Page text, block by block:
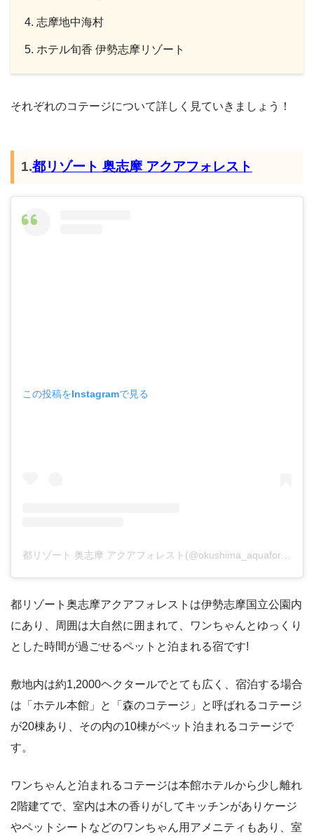
志摩地中海村
ホテル旬香 伊勢志摩リゾート
それぞれのコテージについて詳しく見ていきましょう！
1.都リゾート 奥志摩 アクアフォレスト
この投稿をInstagramで見る
都リゾート 奥志摩 アクアフォレスト(@okushima_aquaforest)がシェアした投稿
都リゾート奥志摩アクアフォレストは伊勢志摩国立公園内
にあり、周囲は大自然に囲まれて、ワンちゃんとゆっくり
とした時間が過ごせるペットと泊まれる宿です!
敷地内は約1,2000ヘクタールでとても広く、宿泊する場合
は「ホテル本館」と「森のコテージ」と呼ばれるコテージ
が20棟あり、その内の10棟がペット泊まれるコテージで
す。
ワンちゃんと泊まれるコテージは本館ホテルから少し離れ
2階建てで、室内は木の香りがしてキッチンがありケージ
やペットシートなどのワンちゃん用アメニティもあり、室